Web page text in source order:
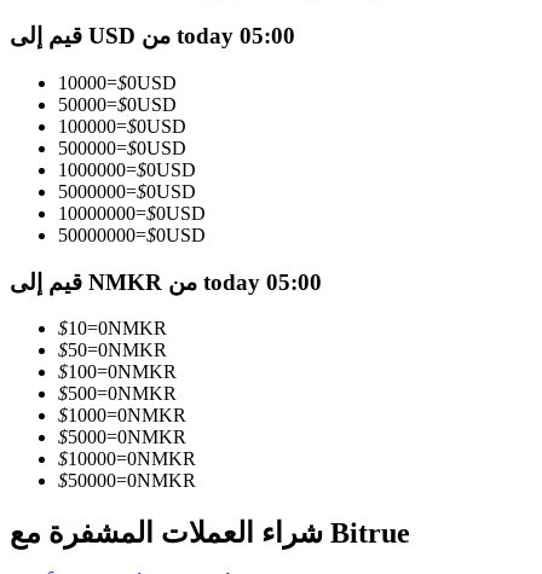
استمتع بتقاسم الأرباح وعمولات نسخ التداول
قيم إلى USD من today 05:00
10000=$0USD
50000=$0USD
100000=$0USD
500000=$0USD
1000000=$0USD
5000000=$0USD
10000000=$0USD
50000000=$0USD
قيم إلى NMKR من today 05:00
$10=0NMKR
$50=0NMKR
$100=0NMKR
$500=0NMKR
$1000=0NMKR
$5000=0NMKR
$10000=0NMKR
$50000=0NMKR
شراء العملات المشفرة مع Bitrue